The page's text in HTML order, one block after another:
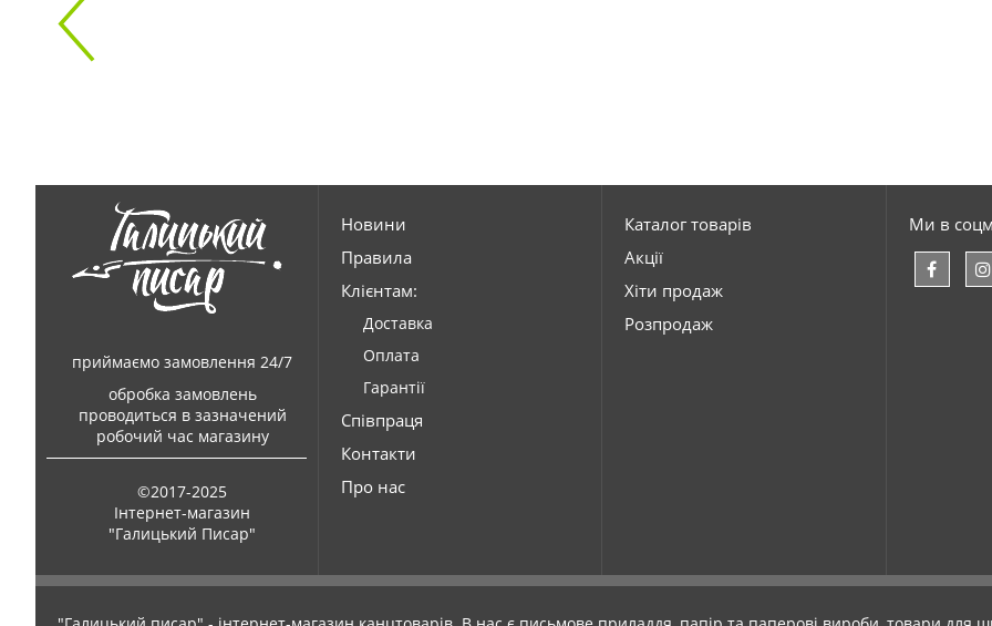
приймаємо замовлення 24/7
обробка замовлень
проводиться в зазначений
робочий час магазину
©2017-2025
Інтернет-магазин
"Галицький Писар"
Новини
Правила
Клієнтам:
Доставка
Оплата
Гарантії
Співпраця
Контакти
Про нас
Каталог товарів
Акції
Хіти продаж
Розпродаж
Ми в